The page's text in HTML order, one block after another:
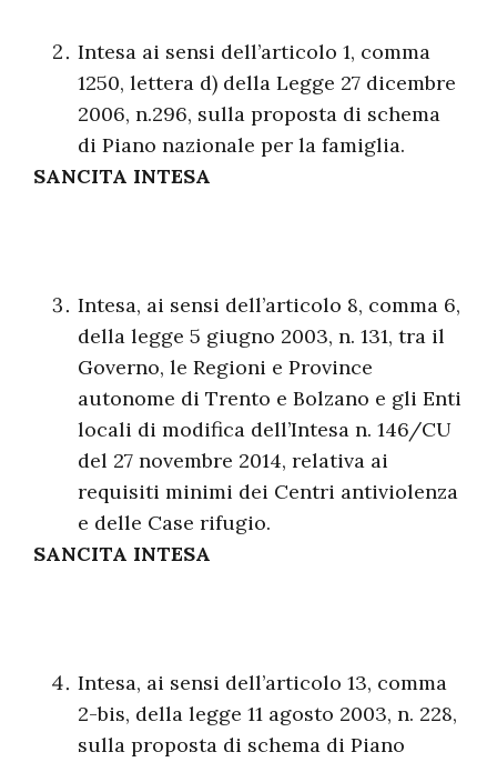
Intesa ai sensi dell’articolo 1, comma
1250, lettera d) della Legge 27 dicembre
2006, n.296, sulla proposta di schema
di Piano nazionale per la famiglia.
SANCITA INTESA
Intesa, ai sensi dell’articolo 8, comma 6,
della legge 5 giugno 2003, n. 131, tra il
Governo, le Regioni e Province
autonome di Trento e Bolzano e gli Enti
locali di modifica dell’Intesa n. 146/CU
del 27 novembre 2014, relativa ai
requisiti minimi dei Centri antiviolenza
e delle Case rifugio.
SANCITA INTESA
Intesa, ai sensi dell’articolo 13, comma
2-bis, della legge 11 agosto 2003, n. 228,
sulla proposta di schema di Piano